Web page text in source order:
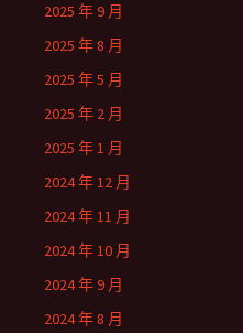
2025 年 9 月
2025 年 8 月
2025 年 5 月
2025 年 2 月
2025 年 1 月
2024 年 12 月
2024 年 11 月
2024 年 10 月
2024 年 9 月
2024 年 8 月